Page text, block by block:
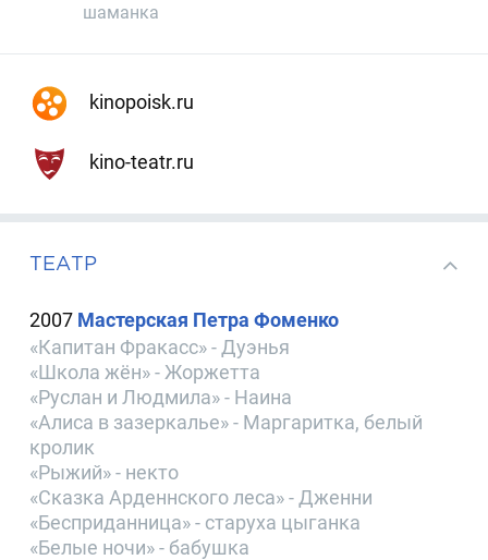
шаманка
kinopoisk.ru
kino-teatr.ru
ТЕАТР
2007 Мастерская Петра Фоменко
«Капитан Фракасс» - Дуэнья
«Школа жён» - Жоржетта
«Руслан и Людмила» - Наина
«Алиса в зазеркалье» - Маргаритка, белый
кролик
«Рыжий» - некто
«Сказка Арденнского леса» - Дженни
«Бесприданница» - старуха цыганка
«Белые ночи» - бабушка